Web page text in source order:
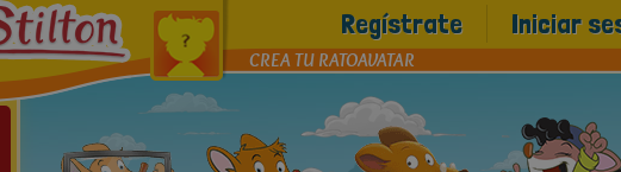
CREA TU RATOAVATAR
Regístrate Iniciar